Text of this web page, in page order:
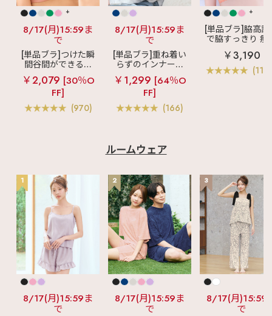
着 #大人可愛い #大人
キレイ #ランジェリー
から始めるおしゃれ #
デートコーデ #お泊ま
りコーデ #かわいいブ
ラ #フレンチガーリー
#大人ガーリー #透明
#下着通販 #ソフトエ
レガント #上品コーデ
#フェミニンコーデ #
大人女子コーデ #モテ
+
8/17(月)15:59ま
で
[単品ブラ]つけた瞬
間谷間ができるシ
ームレスブラ
超
盛ブラ(R) シームレ
ス 単品ブラジャー
￥2,079 [30％O
FF]
(970)
8/17(月)15:59ま
で
[単品ブラ]重ね着い
らずのインナーブ
ラ
リッチバスト
ブラトップ (ワイヤ
ー入り)
￥1,299 [64％O
FF]
(166)
+
[単品ブラ]脇高設
で脇すっきり 痩
見えブラ
カシ
クールレース脇
ブラ(R) 単品ブラ
ャー
￥3,190
ルームウェア
1
8/17(月)15:59ま
で
2
8/17(月)15:59ま
で
3
8/17(月)15:59
で